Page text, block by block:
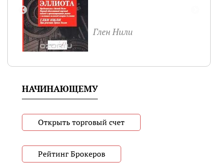
Глен Нили
НАЧИНАЮЩЕМУ
Открыть торговый счет
Рейтинг Брокеров